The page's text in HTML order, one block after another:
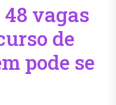
vagas
de
pode se